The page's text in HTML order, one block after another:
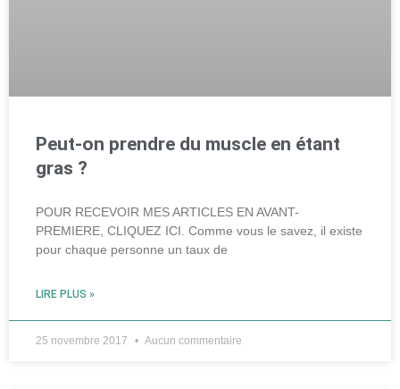
Peut-on prendre du muscle en étant
gras ?
POUR RECEVOIR MES ARTICLES EN AVANT-
PREMIERE, CLIQUEZ ICI. Comme vous le savez, il existe
pour chaque personne un taux de
LIRE PLUS »
25 novembre 2017 Aucun commentaire